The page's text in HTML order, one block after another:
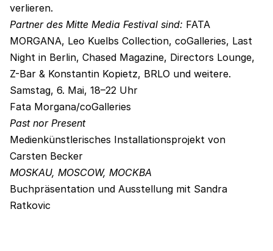
verlieren.
Partner des Mitte Media Festival sind: FATA
MORGANA, Leo Kuelbs Collection, coGalleries, Last
Night in Berlin, Chased Magazine, Directors Lounge,
Z-Bar & Konstantin Kopietz, BRLO und weitere.
Samstag, 6. Mai, 18–22 Uhr
Fata Morgana/coGalleries
Past nor Present
Medienkünstlerisches Installationsprojekt von
Carsten Becker
MOSKAU, MOSCOW, MOCKBA
Buchpräsentation und Ausstellung mit Sandra
Ratkovic